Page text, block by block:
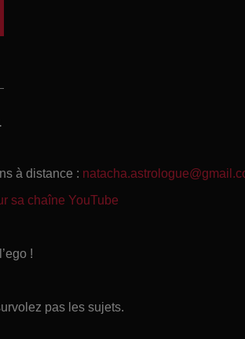
à distance :
sa chaîne YouTube
!
pas les sujets.